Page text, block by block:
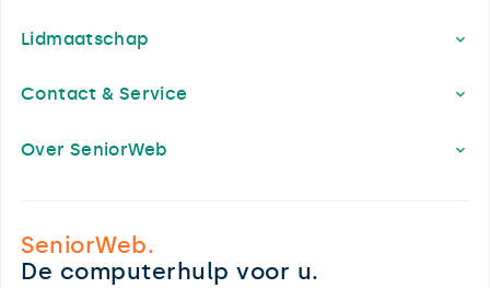
Lidmaatschap
Contact & Service
Over SeniorWeb
SeniorWeb.
De computerhulp voor u.